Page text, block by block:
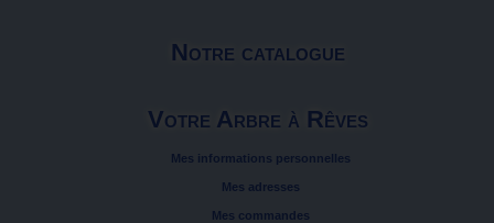
Notre catalogue
Votre Arbre à Rêves
Mes informations personnelles
Mes adresses
Mes commandes